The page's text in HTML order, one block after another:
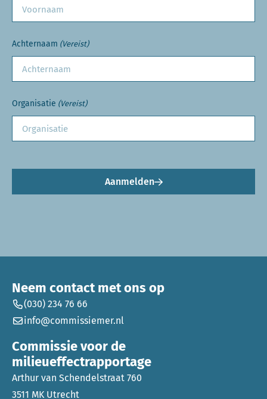
Achternaam (Vereist)
Organisatie (Vereist)
Aanmelden
Neem contact met ons op
(030) 234 76 66
info@commissiemer.nl
Commissie voor de
milieueffectrapportage
Arthur van Schendelstraat 760
3511 MK Utrecht